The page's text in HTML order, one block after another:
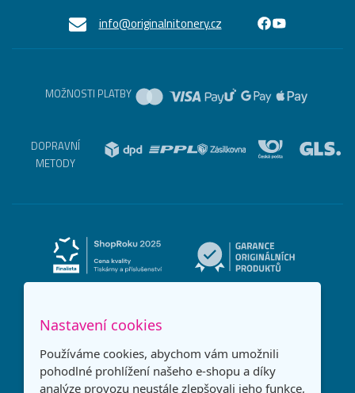
info@originalnitonery.cz
MOŽNOSTI PLATBY
DOPRAVNÍ
METODY
Nastavení cookies
Používáme cookies, abychom vám umožnili
pohodlné prohlížení našeho e-shopu a díky
analýze provozu neustále zlepšovali jeho funkce,